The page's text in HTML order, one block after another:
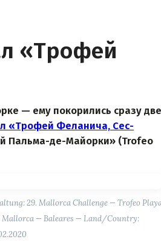
«Трофей
— ему покорились сразу две
«Трофей Феланича, Сес-
Пальма-де-Майорки» (Trofeo
29. Mallorca Challenge — Trofeo
Mallorca — Baleares — Land/Country: